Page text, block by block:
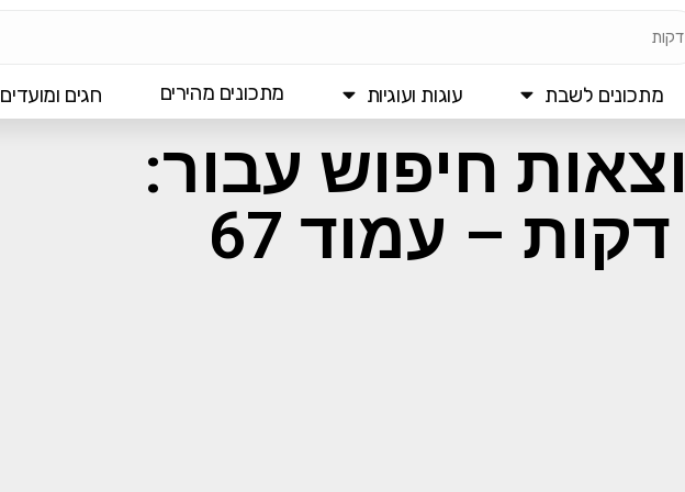
מתכונים לשבת עוגות ועוגיות מתכונים מהירים חגים ומועדים
חיפוש עבור:
דקות – עמוד 67